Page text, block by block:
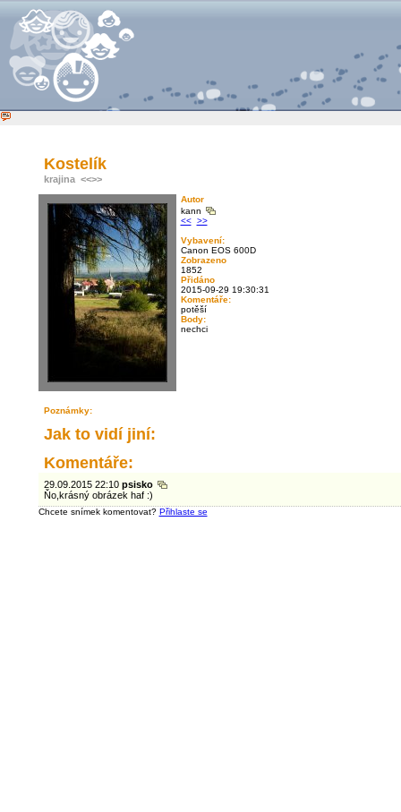
Kostelík
krajina <<>>
Autor
kann
<< >>
Vybavení:
Canon EOS 600D
Zobrazeno
1852
Přidáno
2015-09-29 19:30:31
Komentáře:
potěší
Body:
nechci
Poznámky:
Jak to vidí jiní:
Komentáře:
29.09.2015 22:10psisko
Ňo,krásný obrázek haf :)
Chcete snímek komentovat? Přihlaste se